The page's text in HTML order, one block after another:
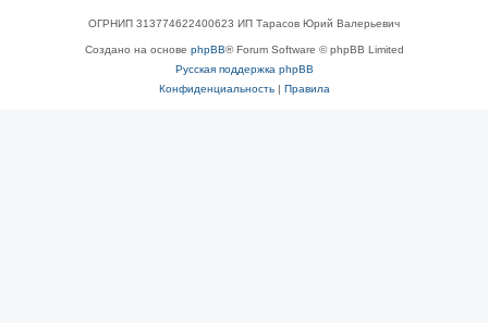
ОГРНИП 313774622400623 ИП Тарасов Юрий Валерьевич
Создано на основе phpBB® Forum Software © phpBB Limited
Русская поддержка phpBB
Конфиденциальность| Правила